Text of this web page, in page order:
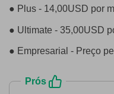
● Plus - 14,00USD por
● Ultimate - 35,00USD
● Empresarial - Preço
Prós